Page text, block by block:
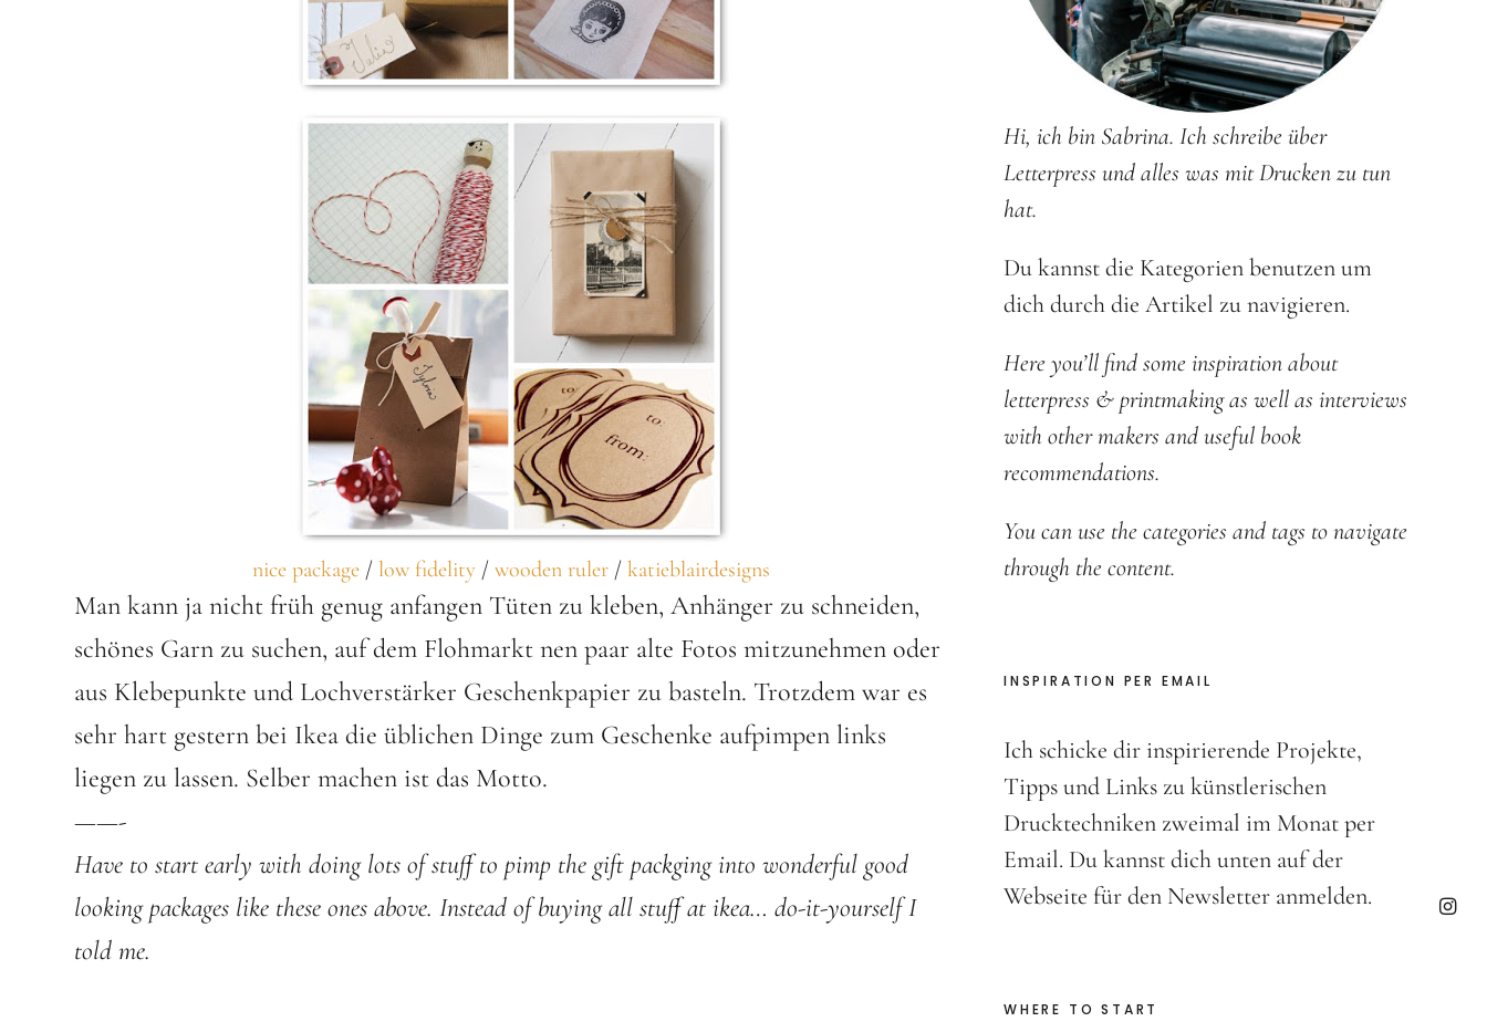
nice package / low fidelity / wooden ruler / katieblairdesigns
Man kann ja nicht früh genug anfangen Tüten zu kleben, Anhänger zu schneiden,
schönes Garn zu suchen, auf dem Flohmarkt nen paar alte Fotos mitzunehmen oder
aus Klebepunkte und Lochverstärker Geschenkpapier zu basteln. Trotzdem war es
sehr hart gestern bei Ikea die üblichen Dinge zum Geschenke aufpimpen links
liegen zu lassen. Selber machen ist das Motto.
——-
Have to start early with doing lots of stuff to pimp the gift packging into wonderful good
looking packages like these ones above. Instead of buying all stuff at ikea… do-it-yourself I
told me.
Hi, ich bin Sabrina. Ich schreibe über
Letterpress und alles was mit Drucken zu tun
hat.
Du kannst die Kategorien benutzen um
dich durch die Artikel zu navigieren.
Here you’ll find some inspiration about
letterpress & printmaking as well as interviews
with other makers and useful book
recommendations.
You can use the categories and tags to navigate
through the content.
INSPIRATION PER EMAIL
Ich schicke dir inspirierende Projekte,
Tipps und Links zu künstlerischen
Drucktechniken zweimal im Monat per
Email. Du kannst dich unten auf der
Webseite für den Newsletter anmelden.
WHERE TO START